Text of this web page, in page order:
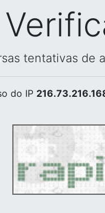
tentativas de
do IP